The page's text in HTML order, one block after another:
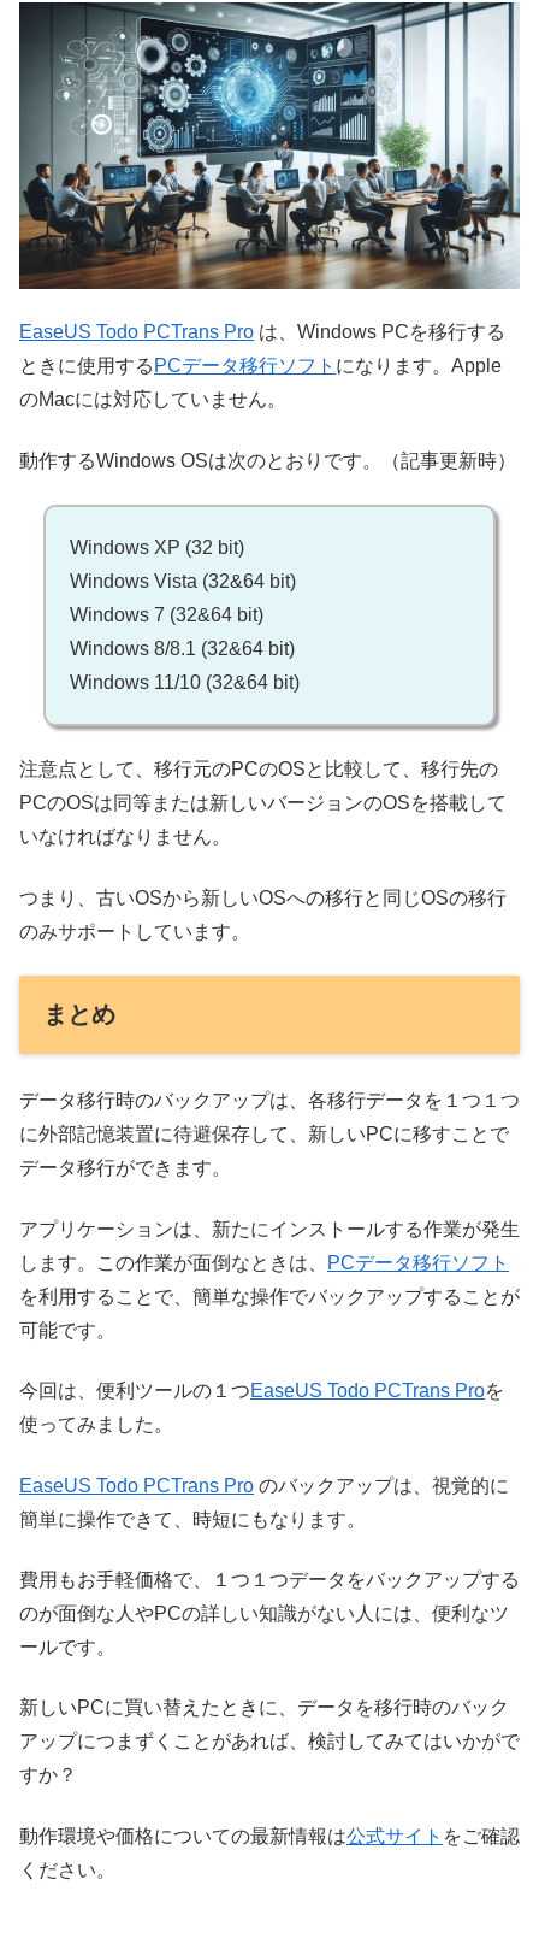
EaseUS Todo PCTrans Pro は、Windows PCを移行する
ときに使用する PCデータ移行ソフト になります。Apple
のMacには対応していません。
動作するWindows OSは次のとおりです。（記事更新時）
Windows XP (32 bit)
Windows Vista (32&64 bit)
Windows 7 (32&64 bit)
Windows 8/8.1 (32&64 bit)
Windows 11/10 (32&64 bit)
注意点として、移行元のPCのOSと比較して、移行先の
PCのOSは同等または新しいバージョンのOSを搭載して
いなければなりません。
つまり、古いOSから新しいOSへの移行と同じOSの移行
のみサポートしています。
まとめ
データ移行時のバックアップは、各移行データを１つ１つ
に外部記憶装置に待避保存して、新しいPCに移すことで
データ移行ができます。
アプリケーションは、新たにインストールする作業が発生
します。この作業が面倒なときは、
PCデータ移行ソフト
を利用することで、簡単な操作でバックアップすることが
可能です。
今回は、便利ツールの１つEaseUS Todo PCTrans Proを
使ってみました。
EaseUS Todo PCTrans Pro のバックアップは、視覚的に
簡単に操作できて、時短にもなります。
費用もお手軽価格で、１つ１つデータをバックアップする
のが面倒な人やPCの詳しい知識がない人には、便利なツ
ールです。
新しいPCに買い替えたときに、データを移行時のバック
アップにつまずくことがあれば、検討してみてはいかがで
すか？
動作環境や価格についての最新情報は公式サイト をご確認
ください。